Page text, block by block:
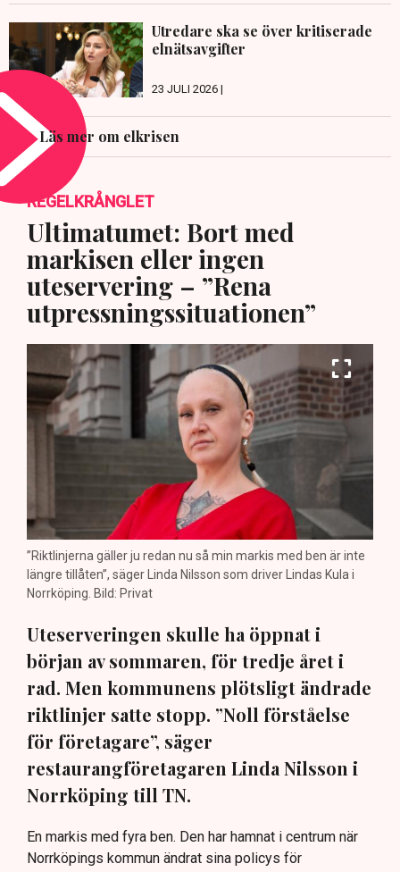
Utredare ska se över kritiserade
elnätsavgifter
23 JULI 2026 |
Läs mer om elkrisen
REGELKRÅNGLET
Ultimatumet: Bort med
markisen eller ingen
uteservering – ”Rena
utpressningssituationen”
”Riktlinjerna gäller ju redan nu så min markis med ben är inte
längre tillåten”, säger Linda Nilsson som driver Lindas Kula i
Norrköping. Bild: Privat
Uteserveringen skulle ha öppnat i
början av sommaren, för tredje året i
rad. Men kommunens plötsligt ändrade
riktlinjer satte stopp. ”Noll förståelse
för företagare”, säger
restaurangföretagaren Linda Nilsson i
Norrköping till TN.
En markis med fyra ben. Den har hamnat i centrum när
Norrköpings kommun ändrat sina policys för